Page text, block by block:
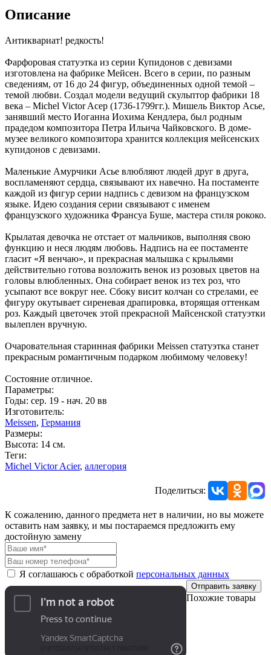
Описание
Антиквариат! редкость!
Фарфоровая статуэтка из серии Купидонов с девизами
изготовлена на фабрике Мейсен. Всего в серии, по разным
сведениям, от 16 до 24 фигур, объединенных одной темой –
темой любви. Создал модели ведущий скульптор фабрики 18
века – Michel Victor Acep (1736-1799гг.). Мишель Виктор Асье,
занявший место Иоганна Иохима Кендлера, был родным
прадедом композитора Петра Ильича Чайковского. В доме-
музее великого композитора хранится коллекция мейсенских
купидонов с девизами.
Маленькие Амурчики Асье влюбляют людей друг в друга,
воспламеняют сердца, связывают их навечно. На постаменте
каждой из фигур серии надпись с девизом на французском
языке. Идею создания серии связывают с именем
французского художника Франсуа Буше, мастера стиля рококо.
Крылатая девочка не отстает от мальчиков, выполняя свою
функцию и неся людям любовь. Надпись на ее постаменте
гласит «Я венчаю», и прекрасная малышка с крыльями
действительно готова возложить венок из розовых цветов на
головы влюбленных. Она собирает венок из тех роз, что
усыпают все вокруг нее. Сбоку висит колчан со стрелами, ее
фигуру окутывает сиреневая драпировка, вторящая оттенкам
роз. Каждый цветочек этой прекрасной Майсенской статуэтки
вылеплен вручную.
Очаровательная старинная фабрики Meissen статуэтка станет
прекрасным романтичным подарком любимому человеку!
Состояние отличное.
Параметры:
Годы: сер. 19 - нач. 20 вв
Изготовитель:
Meissen, Германия
Размеры:
Высота: 14 см.
Теги:
Michel Victor Acier, аллегория
Поделиться:
К сожалению, данного предмета нет в наличии, но вы можете
оставить нам заявку, и мы постараемся предложить ему
достойную замену
Я соглашаюсь с обработкой персональных данных
Отправить заявку
Похожие товары